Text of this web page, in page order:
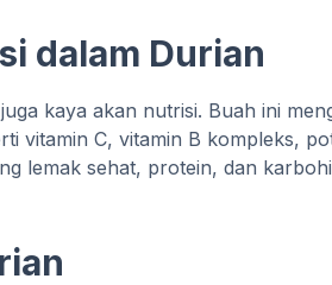
dalam Durian
kaya akan nutrisi. Buah ini
vitamin C, vitamin B kompleks,
lemak sehat, protein, dan